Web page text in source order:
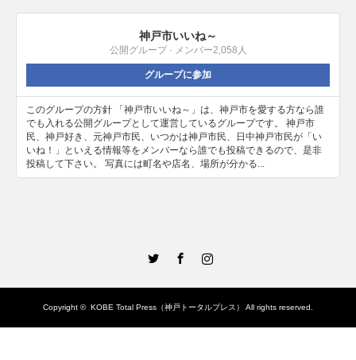
神戸市いいね～
公開グループ · メンバー2,058人
グループに参加
このグループの方針 「神戸市いいね～」は、神戸市を愛する方なら誰
でも入れる公開グループとして運営しているグループです。 神戸市
民、神戸好き、元神戸市民、いつかは神戸市民、日中神戸市民が「い
いね！」といえる情報等をメンバーなら誰でも投稿できるので、是非
投稿して下さい。 写真には町名や店名、場所が分かる...
Copyright © KOBE Total Press（神戸トータルプレス） All rights reserved.